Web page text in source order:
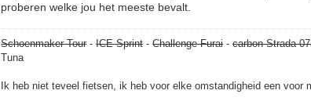
proberen welke jou het meeste bevalt.
Schoenmaker Tour-ICE Sprint-Challenge Furai-carbon Strada
Tuna
Ik heb niet teveel fietsen, ik heb voor elke omstandigheid een voor